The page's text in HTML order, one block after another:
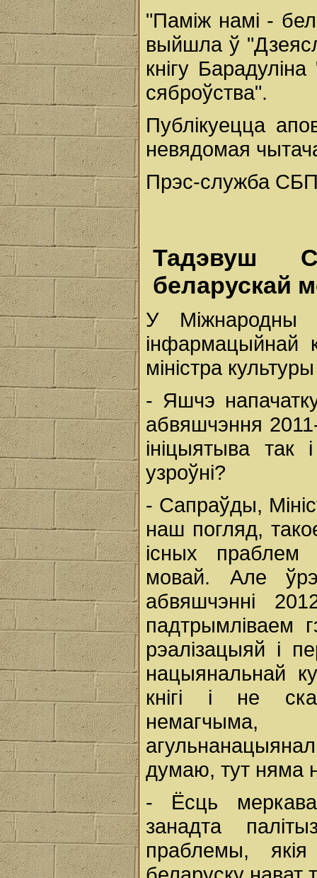
"Паміж намі -
выйшла ў
кнігу
сяброўства".
Публікуецца
невядомая
Прэс-служба
Тадэвуш
беларускай
У Міжнародны
інфармацыйнай
міністра
- Яшчэ
абвяшчэння
ініцыятыва
узроўні?
- Сапраўды,
наш погляд,
існых
мовай. Але
абвяшчэнні
падтрымліваем
рэалізацыяй і
нацыянальнай
кнігі і не
немагчыма,
думаю, тут няма
- Ёсць
занадта
праблемы,